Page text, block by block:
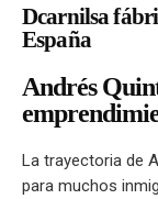
Dcarnilsa
España
Andrés
La trayectoria de
para muchos